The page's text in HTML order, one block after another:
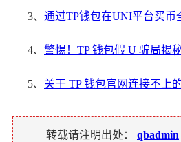
3、 通过TP钱包在UNI平台买币
4、 警惕！TP 钱包假 U 骗局揭
5、 关于 TP 钱包官网连接不上
转载请注明出处： qbadmin